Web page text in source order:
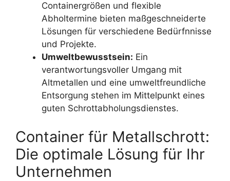
Containergrößen und flexible
Abholtermine bieten maßgeschneiderte
Lösungen für verschiedene Bedürfnnisse
und Projekte.
Umweltbewusstsein: Ein
verantwortungsvoller Umgang mit
Altmetallen und eine umweltfreundliche
Entsorgung stehen im Mittelpunkt eines
guten Schrottabholungsdienstes.
Container für Metallschrott:
Die optimale Lösung für Ihr
Unternehmen